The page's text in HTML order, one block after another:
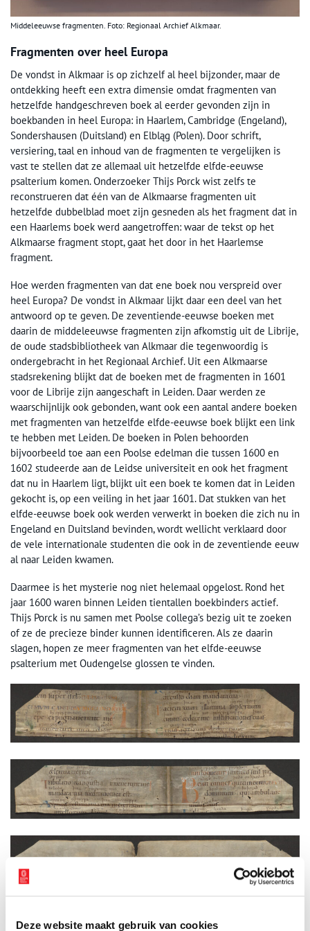
Deze website maakt gebruik van cookies
Middeleeuwse fragmenten. Foto: Regionaal Archief Alkmaar.
Fragmenten over heel Europa
De vondst in Alkmaar is op zichzelf al heel bijzonder, maar de
ontdekking heeft een extra dimensie omdat fragmenten van
hetzelfde handgeschreven boek al eerder gevonden zijn in
boekbanden in heel Europa: in Haarlem, Cambridge (Engeland),
Sondershausen (Duitsland) en Elbląg (Polen). Door schrift,
versiering, taal en inhoud van de fragmenten te vergelijken is
vast te stellen dat ze allemaal uit hetzelfde elfde-eeuwse
psalterium komen. Onderzoeker Thijs Porck wist zelfs te
reconstrueren dat één van de Alkmaarse fragmenten uit
hetzelfde dubbelblad moet zijn gesneden als het fragment dat in
een Haarlems boek werd aangetroffen: waar de tekst op het
Alkmaarse fragment stopt, gaat het door in het Haarlemse
fragment.
Hoe werden fragmenten van dat ene boek nou verspreid over
heel Europa? De vondst in Alkmaar lijkt daar een deel van het
antwoord op te geven. De zeventiende-eeuwse boeken met
daarin de middeleeuwse fragmenten zijn afkomstig uit de Librije,
de oude stadsbibliotheek van Alkmaar die tegenwoordig is
ondergebracht in het Regionaal Archief. Uit een Alkmaarse
stadsrekening blijkt dat de boeken met de fragmenten in 1601
voor de Librije zijn aangeschaft in Leiden. Daar werden ze
waarschijnlijk ook gebonden, want ook een aantal andere boeken
met fragmenten van hetzelfde elfde-eeuwse boek blijkt een link
te hebben met Leiden. De boeken in Polen behoorden
bijvoorbeeld toe aan een Poolse edelman die tussen 1600 en
1602 studeerde aan de Leidse universiteit en ook het fragment
dat nu in Haarlem ligt, blijkt uit een boek te komen dat in Leiden
gekocht is, op een veiling in het jaar 1601. Dat stukken van het
elfde-eeuwse boek ook werden verwerkt in boeken die zich nu in
Engeland en Duitsland bevinden, wordt wellicht verklaard door
de vele internationale studenten die ook in de zeventiende eeuw
al naar Leiden kwamen.
Daarmee is het mysterie nog niet helemaal opgelost. Rond het
jaar 1600 waren binnen Leiden tientallen boekbinders actief.
Thijs Porck is nu samen met Poolse collega’s bezig uit te zoeken
of ze de precieze binder kunnen identificeren. Als ze daarin
slagen, hopen ze meer fragmenten van het elfde-eeuwse
psalterium met Oudengelse glossen te vinden.